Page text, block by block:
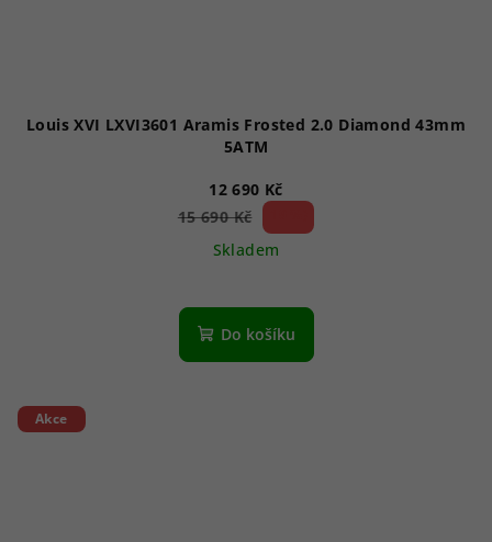
Louis XVI LXVI3601 Aramis Frosted 2.0 Diamond 43mm
5ATM
12 690 Kč
15 690 Kč
Skladem
Do košíku
Akce